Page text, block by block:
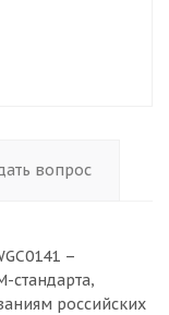
вопрос
–
стандарта,
российских